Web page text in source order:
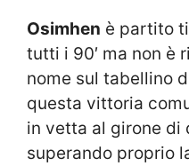
Osimhen è partito
tutti i 90′ ma non è
nome sul tabellino
questa vittoria
in vetta al girone di
superando proprio